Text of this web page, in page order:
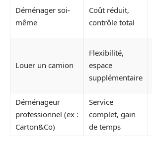
Déménager soi-
même
Coût réduit,
contrôle total
Louer un camion
Flexibilité,
espace
supplémentaire
Déménageur
professionnel (ex :
Carton&Co)
Service
complet, gain
de temps